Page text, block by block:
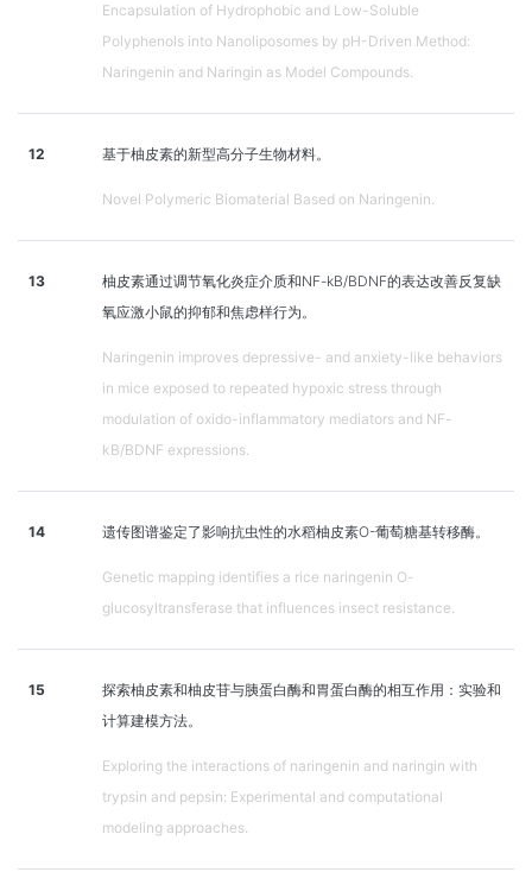
Encapsulation of Hydrophobic and Low-Soluble
Polyphenols into Nanoliposomes by pH-Driven Method:
Naringenin and Naringin as Model Compounds.
12 基于柚皮素的新型高分子生物材料。
Novel Polymeric Biomaterial Based on Naringenin.
13
柚皮素通过调节氧化炎症介质和NF-kB/BDNF的表达改善反复缺
氧应激小鼠的抑郁和焦虑样行为。
Naringenin improves depressive- and anxiety-like behaviors
in mice exposed to repeated hypoxic stress through
modulation of oxido-inflammatory mediators and NF-
kB/BDNF expressions.
14 遗传图谱鉴定了影响抗虫性的水稻柚皮素O-葡萄糖基转移酶。
Genetic mapping identifies a rice naringenin O-
glucosyltransferase that influences insect resistance.
15
探索柚皮素和柚皮苷与胰蛋白酶和胃蛋白酶的相互作用：实验和
计算建模方法。
Exploring the interactions of naringenin and naringin with
trypsin and pepsin: Experimental and computational
modeling approaches.